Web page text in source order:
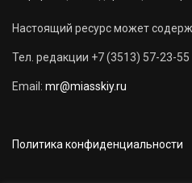
Настоящий ресурс может
Тел. редакции +7 (3513) 57-23-55
Email: mr@miasskiy.ru
Политика конфиденциальности